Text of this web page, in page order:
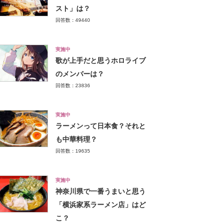
スト」は？
回答数：49440
実施中
歌が上手だと思うホロライブ
のメンバーは？
回答数：23836
実施中
ラーメンって日本食？それと
も中華料理？
回答数：19635
実施中
神奈川県で一番うまいと思う
「横浜家系ラーメン店」はど
こ？